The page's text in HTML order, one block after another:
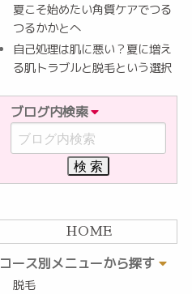
夏こそ始めたい角質ケアでつる
つるかかとへ
自己処理は肌に悪い？夏に増え
る肌トラブルと脱毛という選択
ブログ内検索
HOME
コース別メニューから探す
脱毛